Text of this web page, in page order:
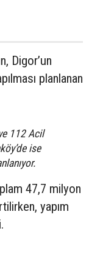
Digor’un
planlanan
112 Acil
ise
47,7 milyon
yapım